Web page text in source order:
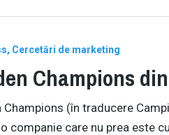
Cercetări de marketing
Champions
Champions (în traducere
companie care nu prea este